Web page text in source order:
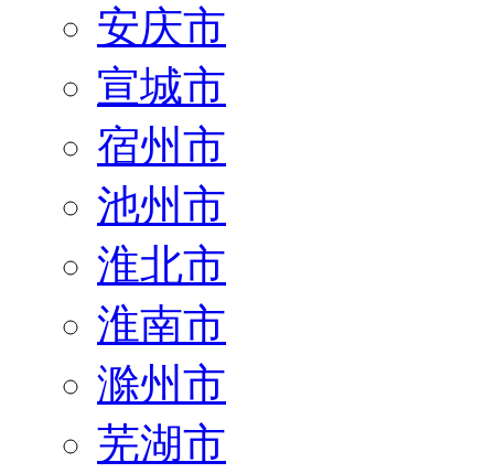
安庆市
宣城市
宿州市
池州市
淮北市
淮南市
滁州市
芜湖市